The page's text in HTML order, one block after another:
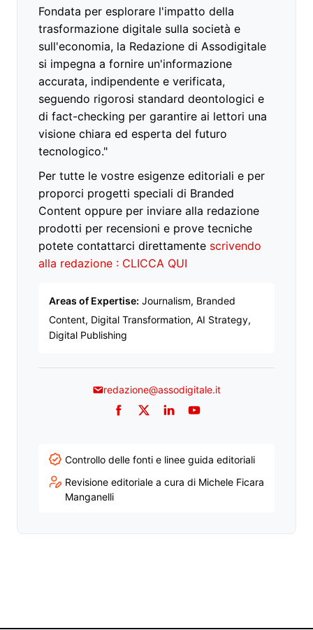
Fondata per esplorare l'impatto della
trasformazione digitale sulla società e
sull'economia, la Redazione di Assodigitale
si impegna a fornire un'informazione
accurata, indipendente e verificata,
seguendo rigorosi standard deontologici e
di fact-checking per garantire ai lettori una
visione chiara ed esperta del futuro
tecnologico."
Per tutte le vostre esigenze editoriali e per
proporci progetti speciali di Branded
Content oppure per inviare alla redazione
prodotti per recensioni e prove tecniche
potete contattarci direttamente scrivendo
alla redazione : CLICCA QUI
Areas of Expertise: Journalism, Branded
Content, Digital Transformation, AI Strategy,
Digital Publishing
redazione@assodigitale.it
Facebook
TwitterLinkedInYouTube
Controllo delle fonti e linee guida editoriali
Revisione editoriale a cura di Michele Ficara
Manganelli